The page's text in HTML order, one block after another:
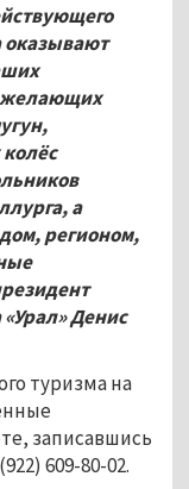
оказывают
желающих
а
регионом,
Денис
туризма на
записавшись
609-80-02.